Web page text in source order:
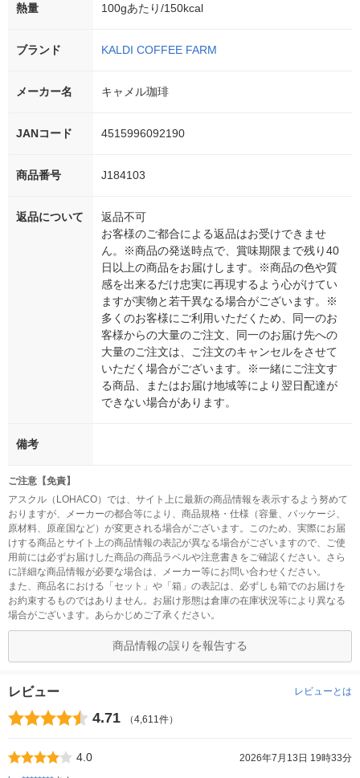
熱量 100gあたり/150kcal
ブランド KALDI COFFEE FARM
メーカー名 キャメル珈琲
JANコード 4515996092190
商品番号 J184103
返品について
返品不可
お客様のご都合による返品はお受けできませ
ん。※商品の発送時点で、賞味期限まで残り40
日以上の商品をお届けします。※商品の色や質
感を出来るだけ忠実に再現するよう心がけてい
ますが実物と若干異なる場合がございます。※
多くのお客様にご利用いただくため、同一のお
客様からの大量のご注文、同一のお届け先への
大量のご注文は、ご注文のキャンセルをさせて
いただく場合がございます。※一緒にご注文す
る商品、またはお届け地域等により翌日配達が
できない場合があります。
備考
ご注意【免責】
アスクル（LOHACO）では、サイト上に最新の商品情報を表示するよう努めて
おりますが、メーカーの都合等により、商品規格・仕様（容量、パッケージ、
原材料、原産国など）が変更される場合がございます。このため、実際にお届
けする商品とサイト上の商品情報の表記が異なる場合がございますので、ご使
用前には必ずお届けした商品の商品ラベルや注意書きをご確認ください。さら
に詳細な商品情報が必要な場合は、メーカー等にお問い合わせください。
また、商品名における「セット」や「箱」の表記は、必ずしも箱でのお届けを
お約束するものではありません。お届け形態は倉庫の在庫状況等により異なる
場合がございます。あらかじめご了承ください。
商品情報の誤りを報告する
レビュー レビューとは
4.71 （4,611件）
4.0
2026年7月13日 19時33分